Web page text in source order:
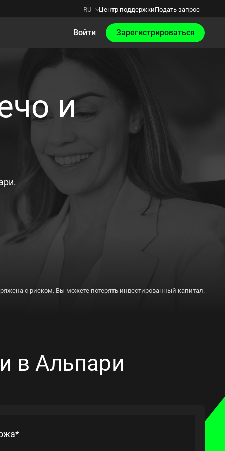
RU Центр поддержкиПодать запрос
Войти Зарегистрироваться
и
с риском. Вы можете потерять инвестированный капитал.
в Альпари